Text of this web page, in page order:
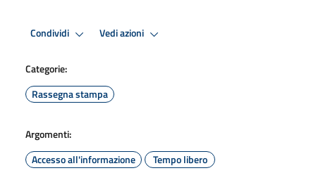
Condividi Vedi azioni
Categorie:
Rassegna stampa
Argomenti:
Accesso all'informazione
Tempo libero